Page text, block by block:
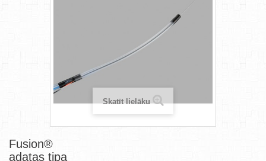
Skatīt lielāku
Fusion®
adatas tipa